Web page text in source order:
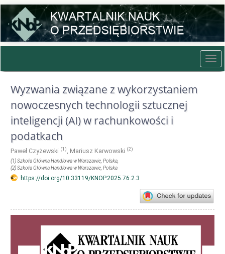
Quick
content
Content
Sidebar
Wyzwania związane z wykorzystaniem
nowoczesnych technologii sztucznej
inteligencji (AI) w rachunkowości i
podatkach
Paweł Czyżewski (1), Mariusz Karwowski (2)
(1)Szkoła Główna Handlowa w Warszawie , Polska
(2)Szkoła Główna Handlowa w Warszawie , Polska
https://doi.org/10.33119/KNOP.2025.76.2.3